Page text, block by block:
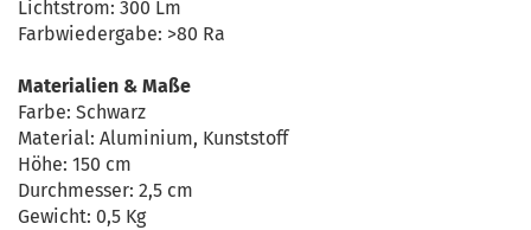
Lichtstrom: 300 Lm
Farbwiedergabe: >80 Ra
Materialien & Maße
Farbe: Schwarz
Material: Aluminium, Kunststoff
Höhe: 150 cm
Durchmesser: 2,5 cm
Gewicht: 0,5 Kg